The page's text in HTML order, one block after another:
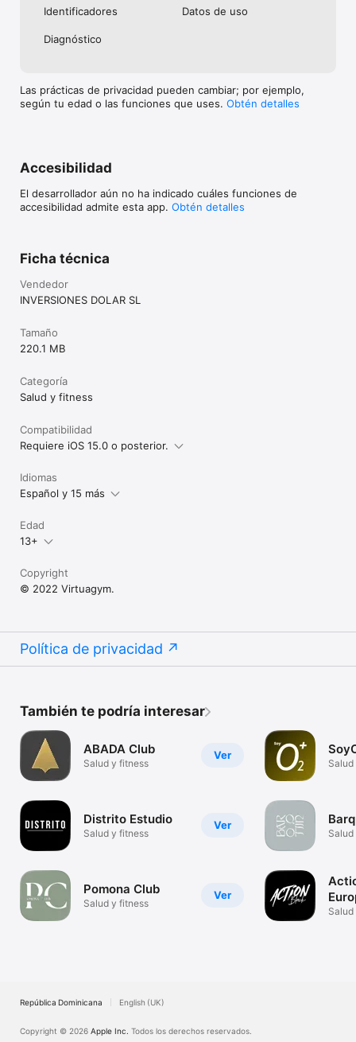
Identificado­res Datos de uso
Diagnóstico
Las prácticas de privacidad pueden cambiar; por ejemplo,
según tu edad o las funciones que uses. Obtén detalles
Accesibilidad
El desarrollador aún no ha indicado cuáles funciones de
accesibilidad admite esta app. Obtén detalles
Ficha técnica
Vendedor
INVERSIONES DOLAR SL
Tamaño
220.1 MB
Categoría
Salud y fitness
Compatibilidad
Requiere iOS 15.0 o posterior.
Idiomas
Español y 15 más
Edad
13+
Copyright
© 2022 Virtuagym.
Política de privacidad
También te podría interesar
Ver
ABADA Club
Salud y fitness
Ver
Distrito Estudio
Salud y fitness
Ver
Pomona Club
Salud y fitness
República Dominicana English (UK)
Copyright © 2026 Apple Inc. Todos los derechos reservados.